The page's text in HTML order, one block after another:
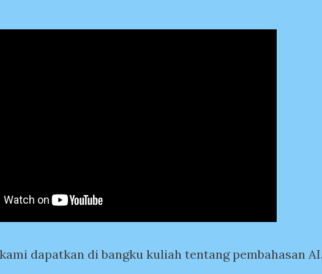
dapatkan di bangku kuliah tentang pembahasan